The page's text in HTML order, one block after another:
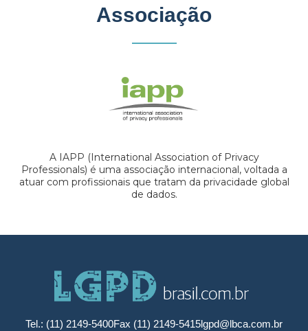
Associação
A IAPP (International Association of Privacy
Professionals) é uma associação internacional, voltada a
atuar com profissionais que tratam da privacidade global
de dados.
Tel.: (11) 2149-5400Fax (11) 2149-5415lgpd@lbca.com.br